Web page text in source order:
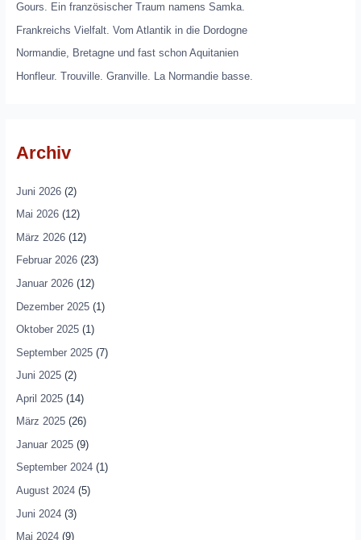
Gours. Ein französischer Traum namens Samka.
Frankreichs Vielfalt. Vom Atlantik in die Dordogne
Normandie, Bretagne und fast schon Aquitanien
Honfleur. Trouville. Granville. La Normandie basse.
Archiv
Juni 2026(2)
Mai 2026(12)
März 2026(12)
Februar 2026(23)
Januar 2026(12)
Dezember 2025(1)
Oktober 2025(1)
September 2025(7)
Juni 2025(2)
April 2025(14)
März 2025(26)
Januar 2025(9)
September 2024(1)
August 2024(5)
Juni 2024(3)
Mai 2024(9)